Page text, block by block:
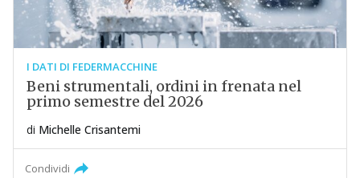
I DATI DI FEDERMACCHINE
Beni strumentali, ordini in frenata nel
primo semestre del 2026
di Michelle Crisantemi
Condividi